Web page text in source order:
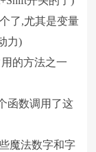
了,尤其是变量
力)
的方法之一
函数调用了这
魔法数字和字